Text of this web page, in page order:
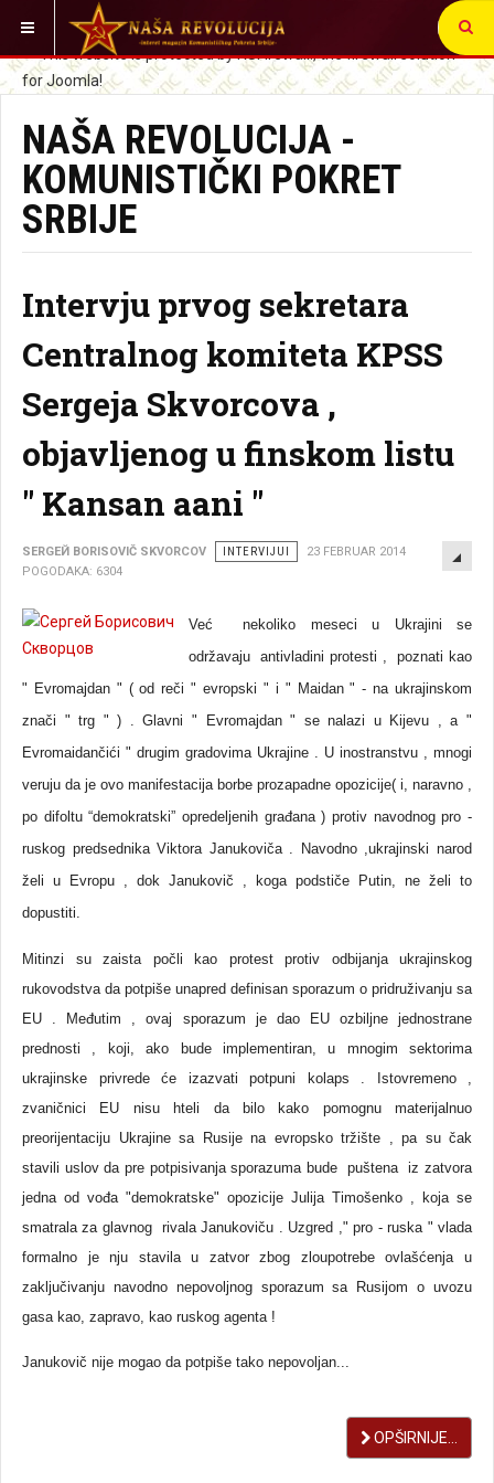
VI STE OVDE:
NAŠA REVOLUCIJA -
KOMUNISTIČKI POKRET
SRBIJE
Intervju prvog sekretara
Centralnog komiteta KPSS
Sergeja Skvorcova ,
objavljenog u finskom listu
" Kansan aani "
SERGEЙ BORISOVIČ SKVORCOV INTERVIJUI
23 FEBRUAR 2014
POGODAKA: 6304
Već nekoliko meseci u Ukrajini se
održavaju antivladini protesti , poznati kao
" Evromajdan " ( od reči " evropski " i " Maidan " - na ukrajinskom
znači " trg " ) . Glavni " Evromajdan " se nalazi u Kijevu , a "
Evromaidančići " drugim gradovima Ukrajine . U inostranstvu , mnogi
veruju da je ovo manifestacija borbe prozapadne opozicije( i, naravno ,
po difoltu “demokratski” opredeljenih građana ) protiv navodnog pro -
ruskog predsednika Viktora Janukoviča . Navodno ,ukrajinski narod
želi u Evropu , dok Janukovič , koga podstiče Putin, ne želi to
dopustiti.
Mitinzi su zaista počli kao protest protiv odbijanja ukrajinskog
rukovodstva da potpiše unapred definisan sporazum o pridruživanju sa
EU . Međutim , ovaj sporazum je dao EU ozbiljne jednostrane
prednosti , koji, ako bude implementiran, u mnogim sektorima
ukrajinske privrede će izazvati potpuni kolaps . Istovremeno ,
zvaničnici EU nisu hteli da bilo kako pomognu materijalnuo
preorijentaciju Ukrajine sa Rusije na evropsko tržište , pa su čak
stavili uslov da pre potpisivanja sporazuma bude puštena iz zatvora
jedna od vođa "demokratske" opozicije Julija Timošenko , koja se
smatrala za glavnog rivala Janukoviču . Uzgred ," pro - ruska " vlada
formalno je nju stavila u zatvor zbog zloupotrebe ovlašćenja u
zaključivanju navodno nepovoljnog sporazum sa Rusijom o uvozu
gasa kao, zapravo, kao ruskog agenta !
Janukovič nije mogao da potpiše tako nepovoljan...
OPŠIRNIJE...